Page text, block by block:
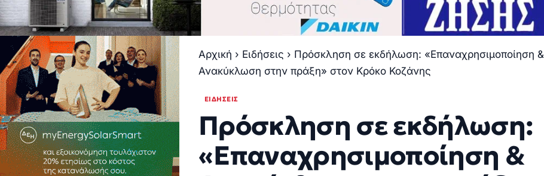
Αρχική › Ειδήσεις › Πρόσκληση σε εκδήλωση: «Επαναχρησιμοποίηση &
Ανακύκλωση στην πράξη» στον Κρόκο Κοζάνης
ΕΙΔΉΣΕΙΣ
Πρόσκληση σε εκδήλωση:
«Επαναχρησιμοποίηση &